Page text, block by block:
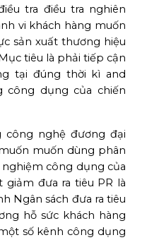
tra điều tra nghiên
vi khách hàng muốn
sản xuất thương hiệu
tiêu là phải tiếp cận
tại đúng thời kì and
công dụng của chiến
công nghệ đương đại
muốn dùng phân
công dụng của
giảm đưa ra tiêu PR là
Ngân sách đưa ra tiêu
hỗ sức khách hàng
số kênh công dụng